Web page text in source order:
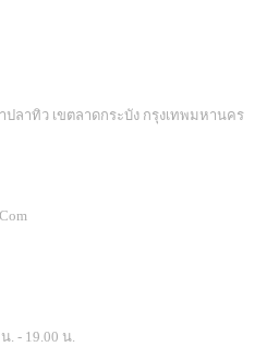
ลาทิว เขตลาดกระบัง กรุงเทพมหานคร
. - 19.00 น.